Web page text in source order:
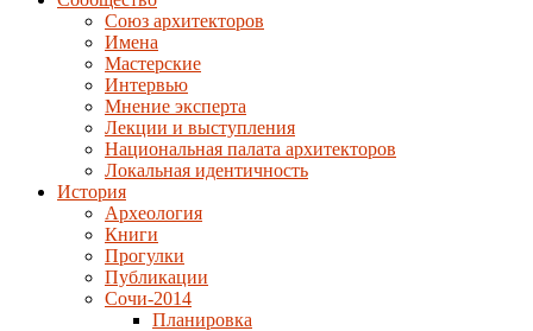
Союз архитекторов
Имена
Мастерские
Интервью
Мнение эксперта
Лекции и выступления
Национальная палата архитекторов
Локальная идентичность
История
Археология
Книги
Прогулки
Публикации
Сочи-2014
Планировка